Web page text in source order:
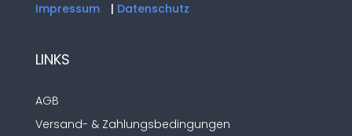
Impressum
| Datenschutz
LINKS
AGB
Versand- & Zahlungsbedingungen